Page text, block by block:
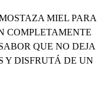
MIEL PARA
COMPLETAMENTE
QUE NO DEJA
Y DISFRUTÁ DE UN